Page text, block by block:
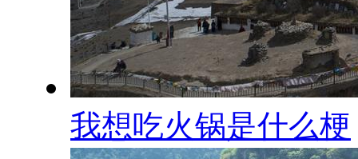
我想吃火锅是什么梗